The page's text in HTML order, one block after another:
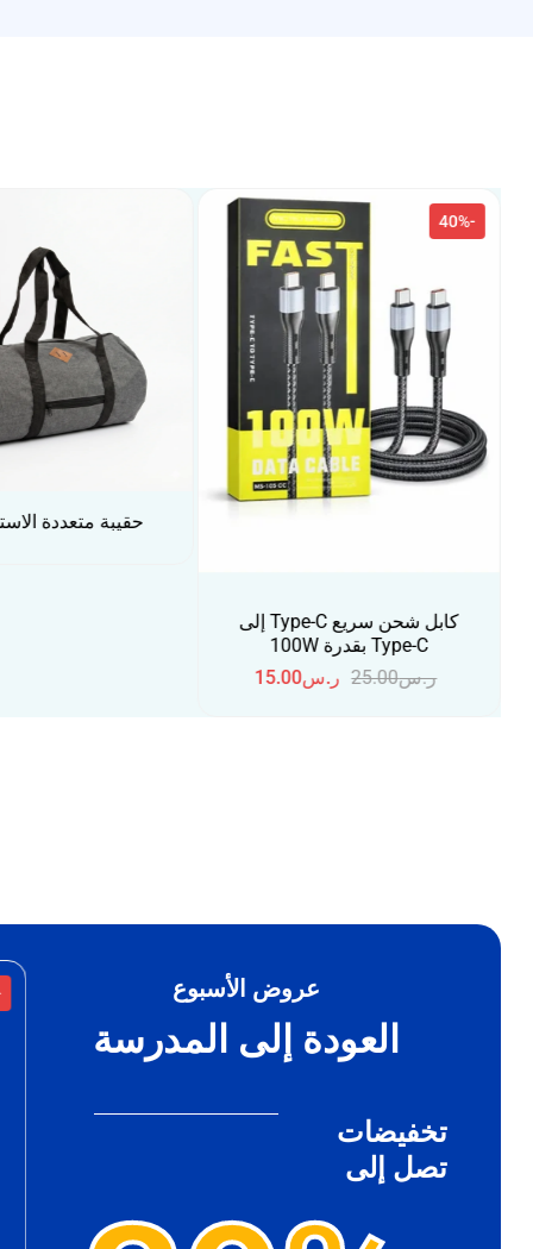
حقيبة مدرسية
عروض الأسبوع
العودة إلى المدرسة
تخفيضات
تصل إلى